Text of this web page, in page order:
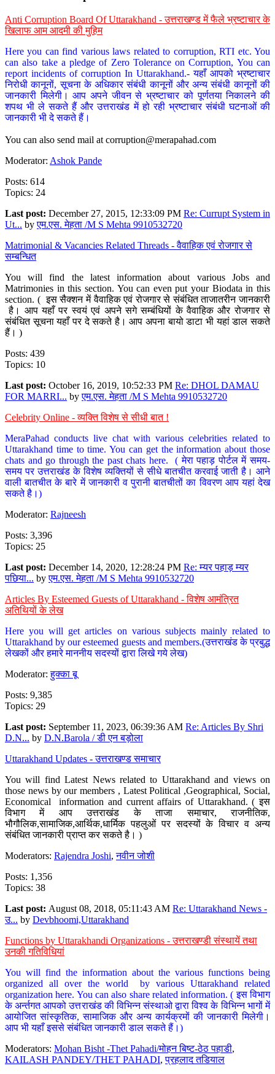
Anti Corruption Board Of Uttarakhand - उत्तराखण्ड में फैले भ्रष्टाचार के
खिलाफ आम आदमी की मुहिम
Here you can find various laws related to corruption, RTI etc. You
can also take a pledge of Zero Tolerance on Corruption, You can
report incidents of corruption In Uttarakhand.- यहाँ आपको भ्रष्टाचार
निरोधी कानूनों, सूचना के अधिकार संबंधी कानूनों और अन्य संबंधी कानूनों की
जानकारी मिलेगी। आप अपने जीवन से भ्रष्टाचार को पूर्णतया निकालने की
शपथ भी ले सकते हैं और उत्तराखंड में हो रही भ्रष्टाचार संबंधी घटनाओं की
जानकारी भी दे सकते हैं।
You can also send mail at corruption@merapahad.com
Moderator: Ashok Pande
Posts: 614
Topics: 24
Last post: December 27, 2015, 12:33:09 PM Re: Currupt System in
Ut... byएम.एस. मेहता /M S Mehta 9910532720
Matrimonial & Vacancies Related Threads - वैवाहिक एवं रोजगार से
सम्बन्धित
You will find the latest information about various Jobs and
Matrimonies in this section. You can even put your Biodata in this
section. ( इस सैक्शन में वैवाहिक एवं रोजगार से संबंधित ताजातरीन जानकारी
है। आप यहाँ पर स्वयं एवं अपने सगे सम्बंधियों के वैवाहिक और रोजगार से
संबंधित सूचना यहाँ पर दे सकते है। आप अपना बायो डाटा भी यहां डाल सकते
हैं। )
Posts: 439
Topics: 10
Last post: October 16, 2019, 10:52:33 PM Re: DHOL DAMAU
FOR MARRI... byएम.एस. मेहता /M S Mehta 9910532720
Celebrity Online - व्यक्ति विशेष से सीधी बात !
MeraPahad conducts live chat with various celebrities related to
Uttarakhand time to time. You can get the information about those
chats and go through the past chats here. ( मेरा पहाड़ पोर्टल में समय-
समय पर उत्तराखंड के विशेष व्यक्तियों से सीधे बातचीत करवाई जाती है। आने
वाली बातचीत के बारे में जानकारी व पुरानी बातचीतों का विवरण आप यहां देख
सकते है।)
Moderator: Rajneesh
Posts: 3,396
Topics: 25
Last post: December 14, 2020, 12:28:24 PM Re: म्यर पहाड़ म्यर
पछिया... byएम.एस. मेहता /M S Mehta 9910532720
Articles By Esteemed Guests of Uttarakhand - विशेष आमंत्रित
अतिथियों के लेख
Here you will get articles on various subjects mainly related to
Uttarakhand by our esteemed guests and members.(उत्तराखंड के प्रबुद्ध
लेखकों और हमारे माननीय सदस्यों द्वारा लिखे गये लेख)
Moderator:हुक्का बू
Posts: 9,385
Topics: 29
Last post: September 11, 2023, 06:39:36 AM Re: Articles By Shri
D.N... by D.N.Barola / डी एन बड़ोला
Uttarakhand Updates - उत्तराखण्ड समाचार
You will find Latest News related to Uttarakhand and views on
those news by our members , Latest Political ,Geographical, Social,
Economical information and current affairs of Uttarakhand. ( इस
विभाग में आप उत्तराखंड के ताजा समाचार, राजनीतिक,
भौगौलिक,सामाजिक,आर्थिक,धार्मिक पहलुओं पर सदस्यों के विचार व अन्य
संबंधित जानकारी प्राप्त कर सकते है। )
Moderators: Rajendra Joshi,नवीन जोशी
Posts: 1,356
Topics: 38
Last post: August 08, 2018, 05:11:43 AM Re: Uttarakhand News -
उ... by Devbhoomi,Uttarakhand
Functions by Uttarakhandi Organizations - उत्तराखण्डी संस्थायें तथा
उनकी गतिविधियां
You will find the information about the various functions being
organized all over the world by various Uttarakhand related
organization here. You can also share related information. ( इस विभाग
के अर्न्तगत आपको उत्तराखंड की विभिन्न संस्थाओ द्वारा विश्व के विभिन्न भागों में
आयोजित सांस्कृतिक, सामाजिक और अन्य कार्यक्रमों की जानकारी मिलेगी।
आप भी यहाँ इससे संबंधित जानकारी डाल सकते हैं।)
Moderators: Mohan Bisht -Thet Pahadi/मोहन बिष्ट-ठेठ पहाडी,
KAILASH PANDEY/THET PAHADI,प्रहलाद तडियाल